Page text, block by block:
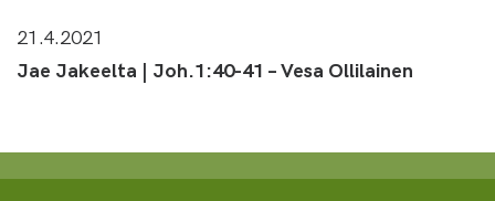
21.4.2021
Jae Jakeelta | Joh.1:40-41 – Vesa Ollilainen